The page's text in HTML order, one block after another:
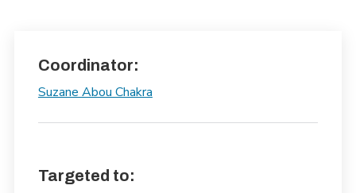
Coordinator:
Suzane Abou Chakra
Targeted to: